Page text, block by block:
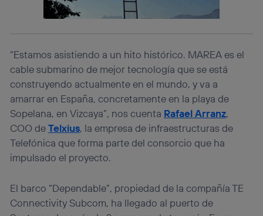
“Estamos asistiendo a un hito histórico. MAREA es el
cable submarino de mejor tecnología que se está
construyendo actualmente en el mundo, y va a
amarrar en España, concretamente en la playa de
Sopelana, en Vizcaya”, nos cuenta Rafael Arranz,
COO deTelxius, la empresa de infraestructuras de
Telefónica que forma parte del consorcio que ha
impulsado el proyecto.
El barco “Dependable”, propiedad de la compañía TE
Connectivity Subcom, ha llegado al puerto de